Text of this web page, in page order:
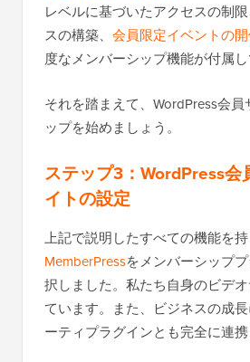
レベルに基づいたアクセスの制
スの構築、 会員限定イベントの
度なメンバーシップ機能が付属し
それを踏まえて、WordPress会
ップを始めましょう。
ステップ3：WordPress会
イトの設定
上記で説明したすべての機能を持
MemberPressをメンバーシップ
択しました。私たち自身のビデ
ています。また、ビジネスの成
ーティプラグインとも完全に連携